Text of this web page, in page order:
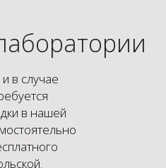
в случае
в нашей